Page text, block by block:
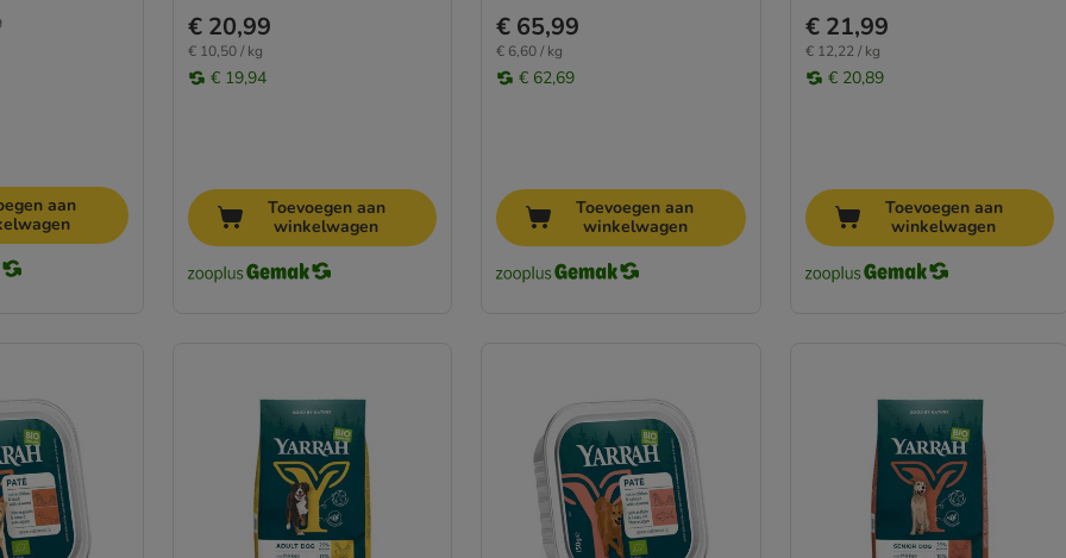
aan
€ 20,99
€ 10,50 / kg
€ 19,94
Toevoegen aan
winkelwagen
€ 65,99
€ 6,60 / kg
€ 62,69
Toevoegen aan
winkelwagen
€ 21,99
€ 12,22 / kg
€ 20,89
Toevoegen aan
winkelwagen